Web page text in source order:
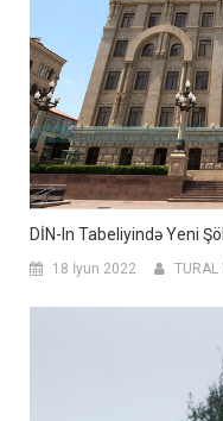
DİN-In Tabeliyində Yeni
18 İyun 2022 TURAL